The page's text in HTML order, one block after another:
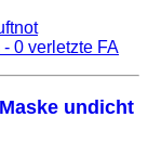
0 verletzte FA
undicht